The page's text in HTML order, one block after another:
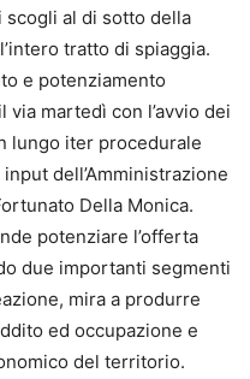
al di sotto della
tratto di spiaggia.
e potenziamento
martedì con l’avvio dei
lungo iter procedurale
dell’Amministrazione
Della Monica.
potenziare l’offerta
due importanti segmenti
mira a produrre
ed occupazione e
del territorio.